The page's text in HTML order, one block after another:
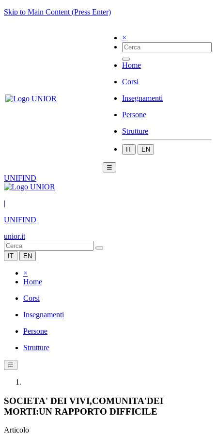
Skip to Main Content (Press Enter)
×
Home
Corsi
Insegnamenti
Persone
Strutture
IT EN
☰
UNIFIND
|
UNIFIND
unior.it
IT EN
×
Home
Corsi
Insegnamenti
Persone
Strutture
☰
SOCIETA' DEI VIVI,COMUNITA'DEI
MORTI:UN RAPPORTO DIFFICILE
Articolo